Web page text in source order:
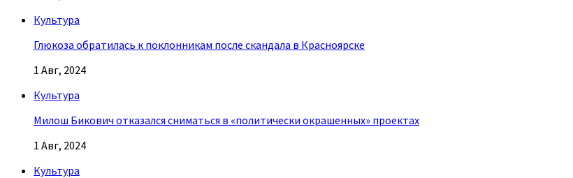
Культура
Глюкоза обратилась к поклонникам после скандала в Красноярске
1 Авг, 2024
Культура
Милош Бикович отказался сниматься в «политически окрашенных» проектах
1 Авг, 2024
Культура